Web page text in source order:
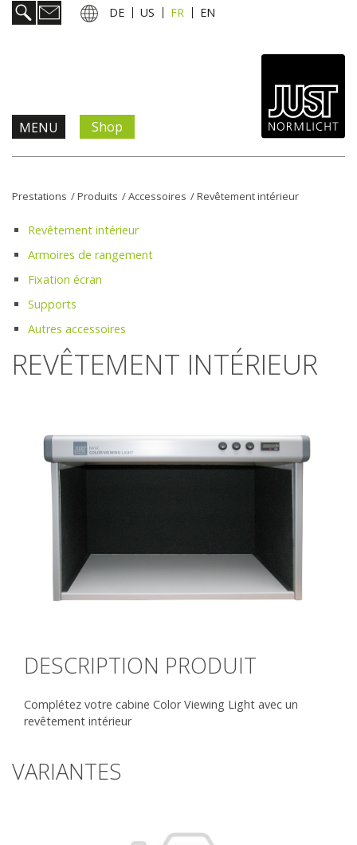
DE US FR EN
MENU
Informations & services
Actualités
L'entreprise
Contact
Shop
Prestations /Produits /Accessoires /Revêtement intérieur
Revêtement intérieur
Armoires de rangement
Fixation écran
Supports
Autres accessoires
REVÊTEMENT INTÉRIEUR
DESCRIPTION PRODUIT
Complétez votre cabine Color Viewing Light avec un
revêtement intérieur
VARIANTES